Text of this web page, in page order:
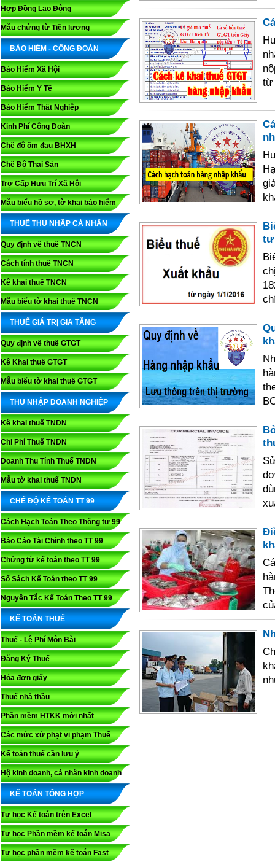
Hợp Đồng Lao Động
Mẫu chứng từ Tiền lương
BẢO HIỂM - CÔNG ĐOÀN
Bảo Hiểm Xã Hội
Bảo Hiểm Y Tế
Bảo Hiểm Thất Nghiệp
Kinh Phí Công Đoàn
Chế độ ốm đau BHXH
Chế Độ Thai Sản
Trợ Cấp Hưu Trí Xã Hội
Mẫu biểu hồ sơ, tờ khai bảo hiểm
THUẾ THU NHẬP CÁ NHÂN
Quy định về thuế TNCN
Cách tính thuế TNCN
Kê khai thuế TNCN
Mẫu biểu tờ khai thuế TNCN
THUẾ GIÁ TRỊ GIA TĂNG
Quy định về thuế GTGT
Kê Khai thuế GTGT
Mẫu biểu tờ khai thuế GTGT
THU NHẬP DOANH NGHIỆP
Kê khai thuế TNDN
Chi Phí Thuế TNDN
Doanh Thu Tính Thuế TNDN
Mẫu tờ khai thuế TNDN
CHẾ ĐỘ KẾ TOÁN TT 99
Cách Hạch Toán Theo Thông tư 99
Báo Cáo Tài Chính theo TT 99
Chứng từ kế toán theo TT 99
Sổ Sách Kế Toán theo TT 99
Nguyên Tắc Kế Toán Theo TT 99
KẾ TOÁN THUẾ
Thuế - Lệ Phí Môn Bài
Đăng Ký Thuế
Hóa đơn giấy
Thuế nhà thầu
Phần mềm HTKK mới nhất
Các mức xử phạt vi phạm Thuế
Kế toán thuế cần lưu ý
Hộ kinh doanh, cá nhân kinh doanh
KẾ TOÁN TỔNG HỢP
Tự học Kế toán trên Excel
Tự học Phần mềm kế toán Misa
Tự học phần mềm kế toán Fast
từ
tư